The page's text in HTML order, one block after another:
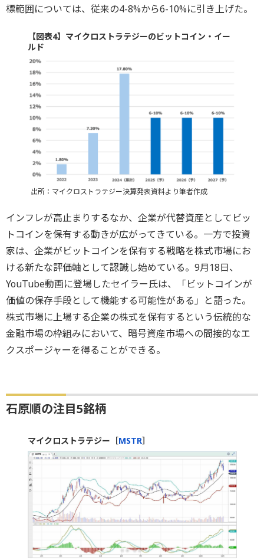
標範囲については、従来の4-8%から6-10%に引き上げた。
【図表4】マイクロストラテジーのビットコイン・イー
ルド
出所：マイクロストラテジー決算発表資料より筆者作成
インフレが高止まりするなか、企業が代替資産としてビッ
トコインを保有する動きが広がってきている。一方で投資
家は、企業がビットコインを保有する戦略を株式市場にお
ける新たな評価軸として認識し始めている。9月18日、
YouTube動画に登場したセイラー氏は、「ビットコインが
価値の保存手段として機能する可能性がある」と語った。
株式市場に上場する企業の株式を保有するという伝統的な
金融市場の枠組みにおいて、暗号資産市場への間接的なエ
クスポージャーを得ることができる。
石原順の注目5銘柄
マイクロストラテジー［MSTR］